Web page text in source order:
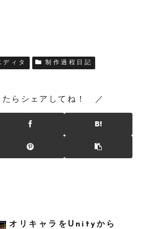
ディタ 制作過程日記
らシェアしてね！ ／
オリキャラをUnityから